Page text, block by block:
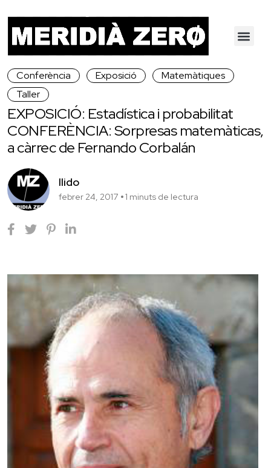
Conferència Exposició
Matemàtiques
Taller
EXPOSICIÓ: Estadística i probabilitat
CONFERÈNCIA: Sorpresas matemàticas,
a càrrec de Fernando Corbalán
llido
febrer 24, 2017 1 minuts de lectura